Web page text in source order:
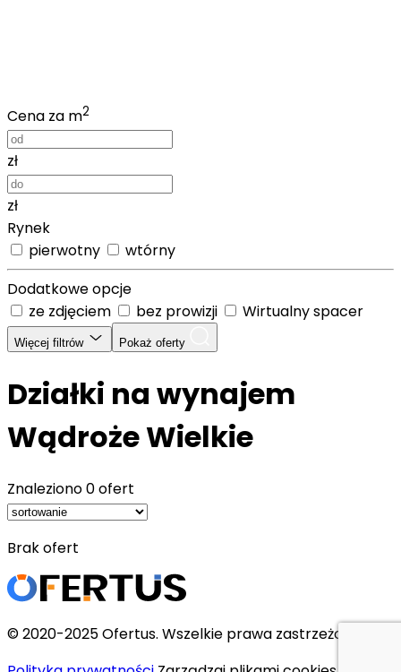
Cena za m2
zł
zł
Rynek
pierwotny
wtórny
Dodatkowe opcje
ze zdjęciem
bez prowizji Wirtualny spacer
Więcej filtrów Pokaż oferty
Działki na wynajem
Wądroże Wielkie
Znaleziono0 ofert
Brak ofert
© 2020-2025 Ofertus. Wszelkie prawa zastrzeżone.